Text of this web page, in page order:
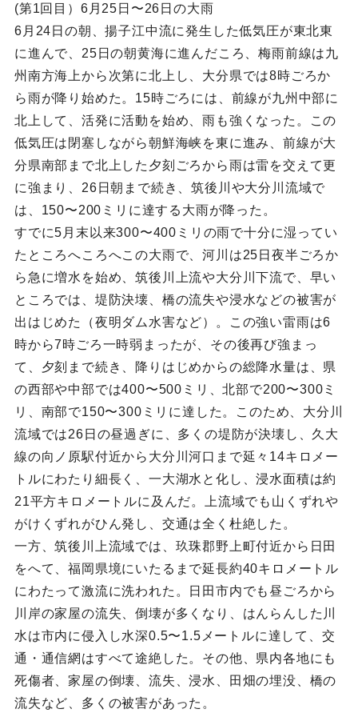
(第1回目）6月25日〜26日の大雨
6月24日の朝、揚子江中流に発生した低気圧が東北東
に進んで、25日の朝黄海に進んだころ、梅雨前線は九
州南方海上から次第に北上し、大分県では8時ごろか
ら雨が降り始めた。15時ごろには、前線が九州中部に
北上して、活発に活動を始め、雨も強くなった。この
低気圧は閉塞しながら朝鮮海峡を東に進み、前線が大
分県南部まで北上した夕刻ごろから雨は雷を交えて更
に強まり、26日朝まで続き、筑後川や大分川流域で
は、150〜200ミリに達する大雨が降った。
すでに5月末以来300〜400ミリの雨で十分に湿ってい
たところへころへこの大雨で、河川は25日夜半ごろか
ら急に増水を始め、筑後川上流や大分川下流で、早い
ところでは、堤防決壊、橋の流失や浸水などの被害が
出はじめた（夜明ダム水害など）。この強い雷雨は6
時から7時ごろ一時弱まったが、その後再び強まっ
て、夕刻まで続き、降りはじめからの総降水量は、県
の西部や中部では400〜500ミリ、北部で200〜300ミ
リ、南部で150〜300ミリに達した。このため、大分川
流域では26日の昼過ぎに、多くの堤防が決壊し、久大
線の向ノ原駅付近から大分川河口まで延々14キロメー
トルにわたり細長く、一大湖水と化し、浸水面積は約
21平方キロメートルに及んだ。上流域でも山くずれや
がけくずれがひん発し、交通は全く杜絶した。
一方、筑後川上流域では、玖珠郡野上町付近から日田
をへて、福岡県境にいたるまで延長約40キロメートル
にわたって激流に洗われた。日田市内でも昼ごろから
川岸の家屋の流失、倒壊が多くなり、はんらんした川
水は市内に侵入し水深0.5〜1.5メートルに達して、交
通・通信網はすべて途絶した。その他、県内各地にも
死傷者、家屋の倒壊、流失、浸水、田畑の埋没、橋の
流失など、多くの被害があった。